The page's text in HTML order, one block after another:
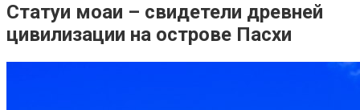
Статуи моаи – свидетели древней
цивилизации на острове Пасхи